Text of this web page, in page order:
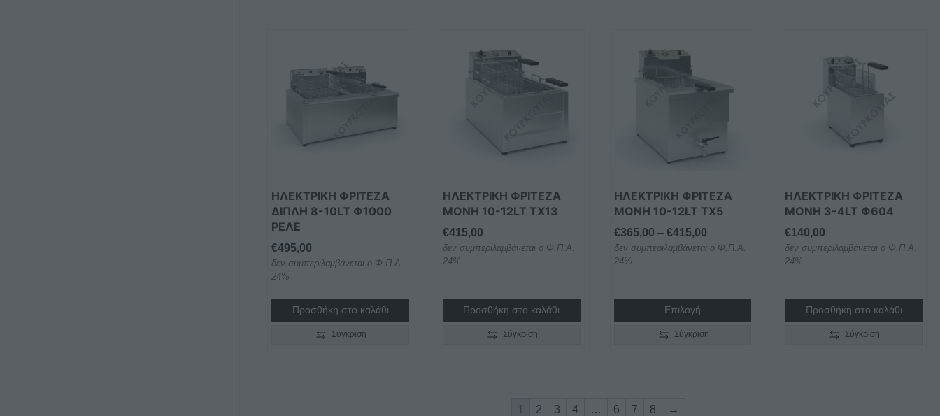
ΗΛΕΚΤΡΙΚΗ ΦΡΙΤΕΖΑ
ΔΙΠΛΗ 8-10LT Φ1000
ΡΕΛΕ
€495,00
δεν συμπεριλαμβάνεται ο Φ.Π.Α.
24%
Προσθήκη στο καλάθι
Σύγκριση
ΗΛΕΚΤΡΙΚΗ ΦΡΙΤΕΖΑ
ΜΟΝΗ 10-12LT TX13
€415,00
δεν συμπεριλαμβάνεται ο Φ.Π.Α.
24%
Προσθήκη στο καλάθι
Σύγκριση
ΗΛΕΚΤΡΙΚΗ ΦΡΙΤΕΖΑ
ΜΟΝΗ 10-12LT TX5
€365,00 – €415,00Price
range:
€415,00
δεν συμπεριλαμβάνεται ο Φ.Π.Α.
24%
Επιλογή
προϊόν
να
επιλεγούν
στη
σελίδα
του
Σύγκριση
ΗΛΕΚΤΡΙΚΗ ΦΡΙΤΕΖΑ
ΜΟΝΗ 3-4LT Φ604
€140,00
δεν συμπεριλαμβάνεται ο Φ.Π.Α.
24%
Προσθήκη στο καλάθι
Σύγκριση
1 2 3 4 … 6 7 8 →